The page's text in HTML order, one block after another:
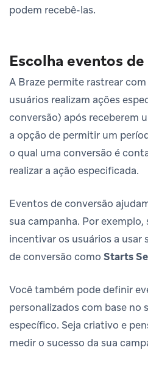
podem recebê-las.
Escolha eventos
A Braze permite rastrear
usuários realizam ações
conversão) após receberem
a opção de permitir um
o qual uma conversão é
realizar a ação especificada.
Eventos de conversão
sua campanha. Por
incentivar os usuários a usar
de conversão como Starts
Você também pode definir
personalizados com base no
específico. Seja criativo e
medir o sucesso da sua